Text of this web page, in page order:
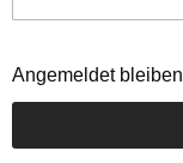
Angemeldet bleiben